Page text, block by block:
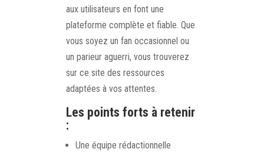
aux utilisateurs en font une
plateforme complète et fiable. Que
vous soyez un fan occasionnel ou
un parieur aguerri, vous trouverez
sur ce site des ressources
adaptées à vos attentes.
Les points forts à retenir
:
Une équipe rédactionnelle